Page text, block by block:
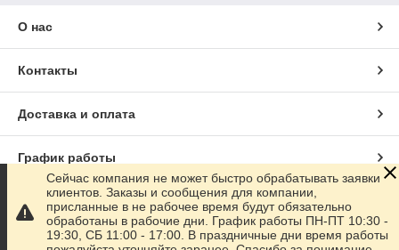
О нас
Контакты
Доставка и оплата
График работы
Полная версия сайта
Сайт создан на маркетплейсеSatu.kz
Сейчас компания не может быстро обрабатывать заявки
клиентов. Заказы и сообщения для компании,
присланные в не рабочее время будут обязательно
обработаны в рабочие дни. График работы ПН-ПТ 10:30 -
19:30, СБ 11:00 - 17:00. В праздничные дни время работы